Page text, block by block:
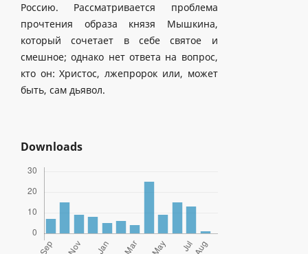
Россию. Рассматривается проблема
прочтения образа князя Мышкина,
который сочетает в себе святое и
смешное; однако нет ответа на вопрос,
кто он: Христос, лжепророк или, может
быть, сам дьявол.
Downloads